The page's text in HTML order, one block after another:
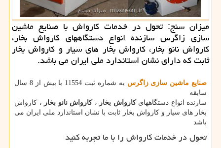
میزان سنج: تحول در خدمات كارواش با صنایع ماشین
سازی زاگرس سازنده انواع دستگاههای كارواش بخار،
كارواش نانو بخار، كارواش بخار های سیار و كارواش بخار
ثابت كه دارای نشان استاندارد ملی ایران می باشد.
صنایع ماشین سازی زاگرس
به شماره ثبت 11554 با بیش از 8 سال
سابقه
سازنده انواع دستگاههایکارواش بخار ،کارواش نانو بخار ، کارواش
بخار های سیار و کارواش بخار ثابت با نشان استاندارد ملی ایران می
باشد
تحول در خدمات کارواش را با ما تجربه کنید